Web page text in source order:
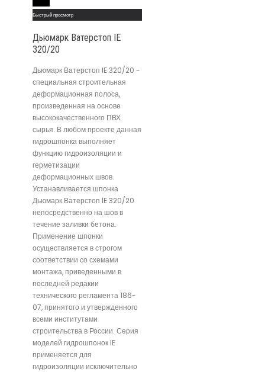
Быстрый просмотр
Дьюмарк Ватерстоп IE
320/20
Дьюмарк Ватерстоп IE 320/20 -
специальная строительная
деформационная полоса,
произведенная на основе
высококачественного ПВХ
сырья. В любом проекте данная
гидрошпонка выполняет
функцию гидроизоляции и
герметизации
деформационных швов.
Устанавливается шпонка
Дьюмарк Ватерстоп IE 320/20
непосредственно на шов в
течение заливки бетона.
Применение шпонки
осуществляется в строгом
соответствии со схемами
монтажа, приведенными в
последней редакии
технического регламента 186-
07, принятого и утвержденного
всеми институтами
строительства в России. Серия
моделей гидрошпонок IE
применяется для
гидроизоляции исключительно